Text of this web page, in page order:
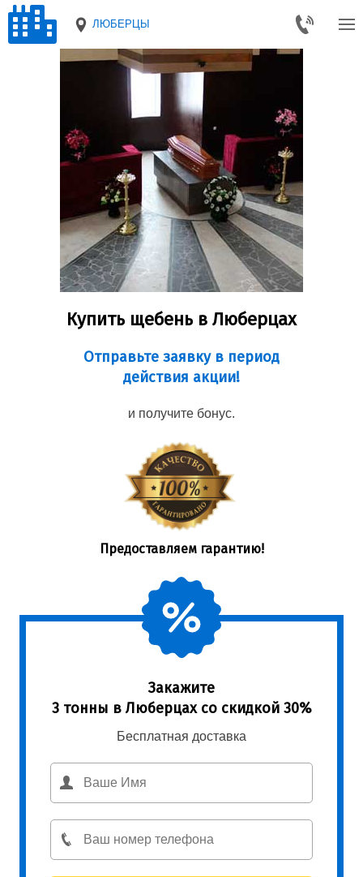
ЛЮБЕРЦЫ
Купить щебень в Люберцах
Отправьте заявку в период
действия акции!
и получите бонус.
Предоставляем гарантию!
Закажите
3 тонны в Люберцах со скидкой 30%
Бесплатная доставка